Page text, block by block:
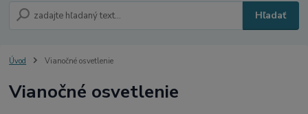
Hľadať
Úvod Vianočné osvetlenie
Vianočné osvetlenie